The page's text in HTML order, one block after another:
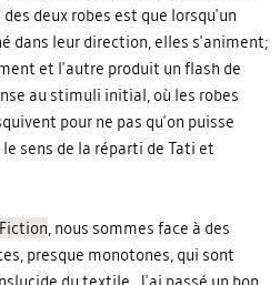
deux robes est que lorsqu'un
dans leur direction, elles s'animent;
et l'autre produit un flash de
au stimuli initial, où les robes
pour ne pas qu'on puisse
sens de la réparti de Tati et
, nous sommes face à des
presque monotones, qui sont